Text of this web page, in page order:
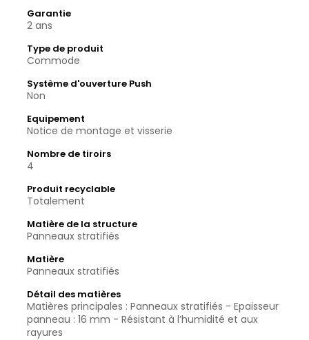
Garantie
2 ans
Type de produit
Commode
Système d'ouverture Push
Non
Equipement
Notice de montage et visserie
Nombre de tiroirs
4
Produit recyclable
Totalement
Matière de la structure
Panneaux stratifiés
Matière
Panneaux stratifiés
Détail des matières
Matières principales : Panneaux stratifiés - Epaisseur
panneau : 16 mm - Résistant à l’humidité et aux
rayures